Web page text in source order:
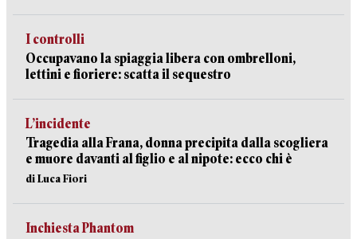
I controlli
Occupavano la spiaggia libera con ombrelloni,
lettini e fioriere: scatta il sequestro
L’incidente
Tragedia alla Frana, donna precipita dalla scogliera
e muore davanti al figlio e al nipote: ecco chi è
di Luca Fiori
Inchiesta Phantom